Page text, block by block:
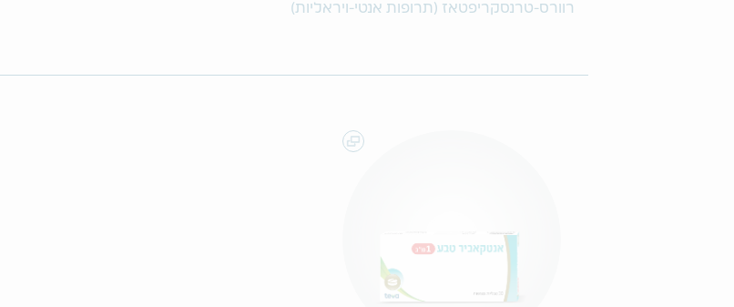
רוורס-טרנסקריפטאז (תרופות אנטי-ויראליות)